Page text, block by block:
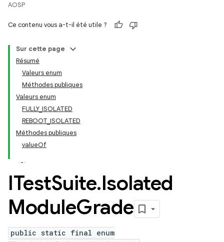
AOSP
Ce contenu vous a-t-il été utile ?
Sur cette page
Résumé
Valeurs enum
Méthodes publiques
Valeurs enum
FULLY_ISOLATED
REBOOT_ISOLATED
Méthodes publiques
valueOf
ITestSuite.Isolated
ModuleGrade
public static final enum